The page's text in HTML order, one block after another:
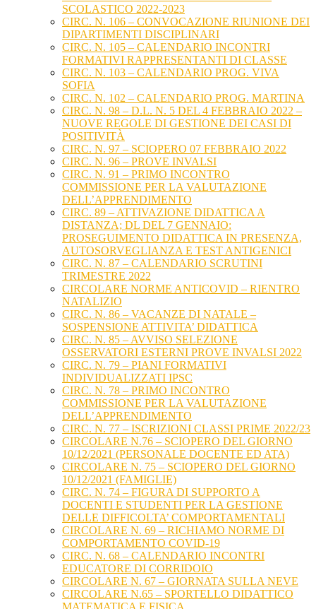
SCOLASTICO 2022-2023
CIRC. N. 106 – CONVOCAZIONE RIUNIONE DEI
DIPARTIMENTI DISCIPLINARI
CIRC. N. 105 – CALENDARIO INCONTRI
FORMATIVI RAPPRESENTANTI DI CLASSE
CIRC. N. 103 – CALENDARIO PROG. VIVA
SOFIA
CIRC. N. 102 – CALENDARIO PROG. MARTINA
CIRC. N. 98 – D.L. N. 5 DEL 4 FEBBRAIO 2022 –
NUOVE REGOLE DI GESTIONE DEI CASI DI
POSITIVITÀ
CIRC. N. 97 – SCIOPERO 07 FEBBRAIO 2022
CIRC. N. 96 – PROVE INVALSI
CIRC. N. 91 – PRIMO INCONTRO
COMMISSIONE PER LA VALUTAZIONE
DELL’APPRENDIMENTO
CIRC. 89 – ATTIVAZIONE DIDATTICA A
DISTANZA; DL DEL 7 GENNAIO:
PROSEGUIMENTO DIDATTICA IN PRESENZA,
AUTOSORVEGLIANZA E TEST ANTIGENICI
CIRC. N. 87 – CALENDARIO SCRUTINI
TRIMESTRE 2022
CIRCOLARE NORME ANTICOVID – RIENTRO
NATALIZIO
CIRC. N. 86 – VACANZE DI NATALE –
SOSPENSIONE ATTIVITA’ DIDATTICA
CIRC. N. 85 – AVVISO SELEZIONE
OSSERVATORI ESTERNI PROVE INVALSI 2022
CIRC. N. 79 – PIANI FORMATIVI
INDIVIDUALIZZATI IPSC
CIRC. N. 78 – PRIMO INCONTRO
COMMISSIONE PER LA VALUTAZIONE
DELL’APPRENDIMENTO
CIRC. N. 77 – ISCRIZIONI CLASSI PRIME 2022/23
CIRCOLARE N.76 – SCIOPERO DEL GIORNO
10/12/2021 (PERSONALE DOCENTE ED ATA)
CIRCOLARE N. 75 – SCIOPERO DEL GIORNO
10/12/2021 (FAMIGLIE)
CIRC. N. 74 – FIGURA DI SUPPORTO A
DOCENTI E STUDENTI PER LA GESTIONE
DELLE DIFFICOLTA’ COMPORTAMENTALI
CIRCOLARE N. 69 – RICHIAMO NORME DI
COMPORTAMENTO COVID-19
CIRC. N. 68 – CALENDARIO INCONTRI
EDUCATORE DI CORRIDOIO
CIRCOLARE N. 67 – GIORNATA SULLA NEVE
CIRCOLARE N.65 – SPORTELLO DIDATTICO